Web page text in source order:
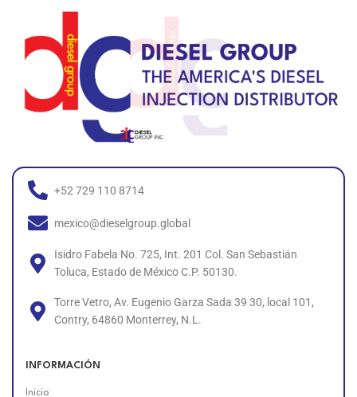
+52 729 110 8714
mexico@dieselgroup.global
Isidro Fabela No. 725, Int. 201 Col. San Sebastián
Toluca, Estado de México C.P. 50130.
Torre Vetro, Av. Eugenio Garza Sada 39 30, local 101,
Contry, 64860 Monterrey, N.L.
INFORMACIÓN
Inicio